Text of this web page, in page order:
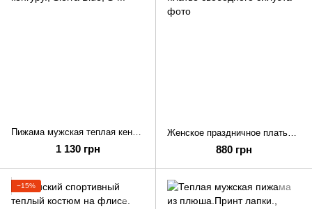
1 130 грн 880 грн
−15%